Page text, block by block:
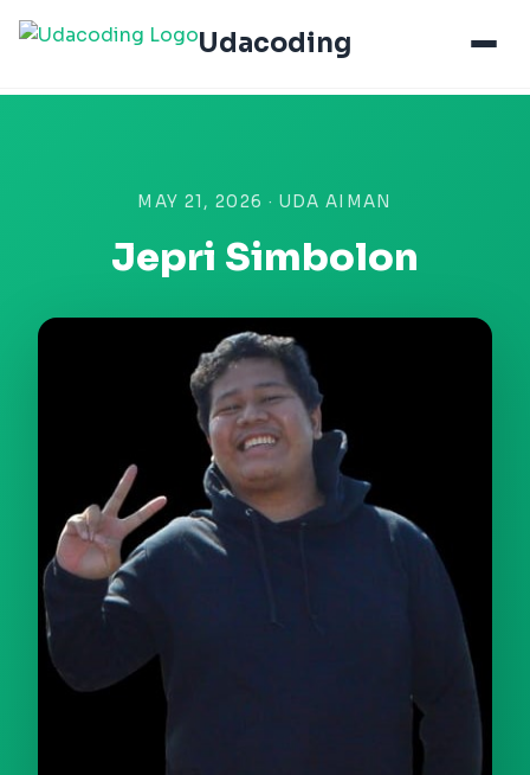
Udacoding
MAY 21, 2026 · UDA AIMAN
Jepri Simbolon